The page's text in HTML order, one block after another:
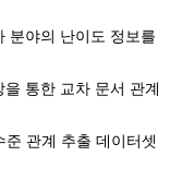
분야의 난이도 정보를
을 통한 교차 문서 관계
준 관계 추출 데이터셋